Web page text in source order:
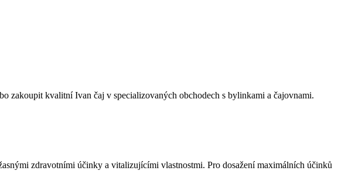
zakoupit kvalitní Ivan čaj v specializovaných obchodech s bylinkami a čajovnami.
zdravotními účinky a vitalizujícími vlastnostmi. Pro dosažení maximálních účinků